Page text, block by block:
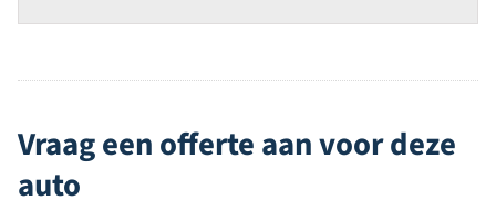
Vraag een offerte aan voor deze
auto